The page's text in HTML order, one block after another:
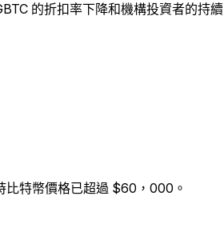
的折扣率下降和機構投資者的持續
比特幣價格已超過 $60，000。